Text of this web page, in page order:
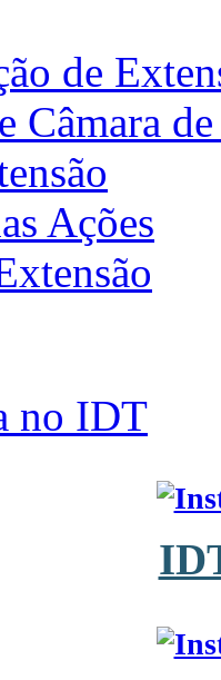
de
Câmara
Ações
no IDT